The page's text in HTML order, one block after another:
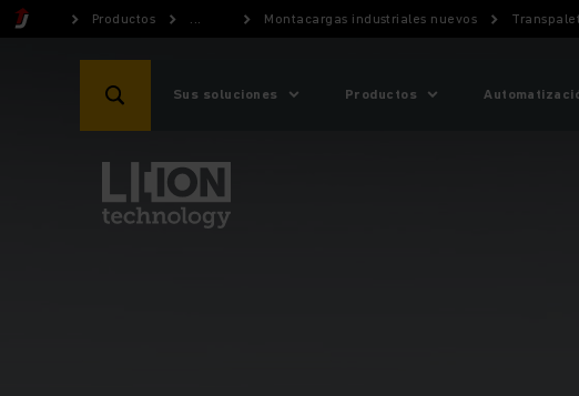
Productos ... Montacargas industriales nuevos
Sus soluciones Productos